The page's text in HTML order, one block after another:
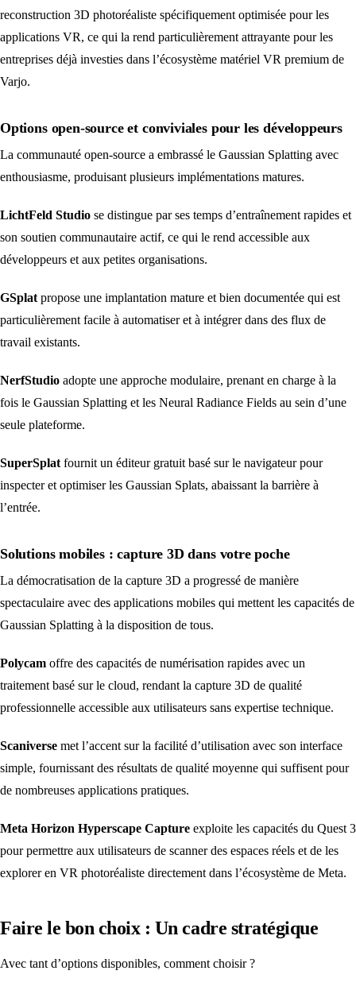
reconstruction 3D photoréaliste spécifiquement optimisée pour les
applications VR, ce qui la rend particulièrement attrayante pour les
entreprises déjà investies dans l’écosystème matériel VR premium de
Varjo.
Options open-source et conviviales pour les développeurs
La communauté open-source a embrassé le Gaussian Splatting avec
enthousiasme, produisant plusieurs implémentations matures.
LichtFeld Studio se distingue par ses temps d’entraînement rapides et
son soutien communautaire actif, ce qui le rend accessible aux
développeurs et aux petites organisations.
GSplat propose une implantation mature et bien documentée qui est
particulièrement facile à automatiser et à intégrer dans des flux de
travail existants.
NerfStudio adopte une approche modulaire, prenant en charge à la
fois le Gaussian Splatting et les Neural Radiance Fields au sein d’une
seule plateforme.
SuperSplat fournit un éditeur gratuit basé sur le navigateur pour
inspecter et optimiser les Gaussian Splats, abaissant la barrière à
l’entrée.
Solutions mobiles : capture 3D dans votre poche
La démocratisation de la capture 3D a progressé de manière
spectaculaire avec des applications mobiles qui mettent les capacités de
Gaussian Splatting à la disposition de tous.
Polycam offre des capacités de numérisation rapides avec un
traitement basé sur le cloud, rendant la capture 3D de qualité
professionnelle accessible aux utilisateurs sans expertise technique.
Scaniverse met l’accent sur la facilité d’utilisation avec son interface
simple, fournissant des résultats de qualité moyenne qui suffisent pour
de nombreuses applications pratiques.
Meta Horizon Hyperscape Capture exploite les capacités du Quest 3
pour permettre aux utilisateurs de scanner des espaces réels et de les
explorer en VR photoréaliste directement dans l’écosystème de Meta.
Faire le bon choix : Un cadre stratégique
Avec tant d’options disponibles, comment choisir ?